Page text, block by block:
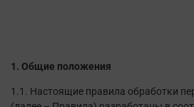
1. Общие положения
1.1. Настоящие правила обработки